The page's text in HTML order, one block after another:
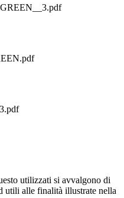
utilizzati si avvalgono di
utili alle finalità illustrate nella